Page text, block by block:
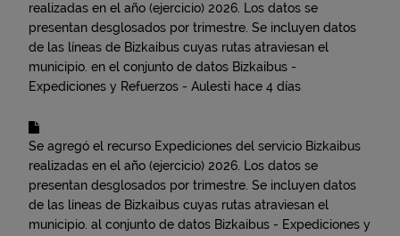
realizadas en el año (ejercicio) 2026. Los datos se
presentan desglosados por trimestre. Se incluyen datos
de las líneas de Bizkaibus cuyas rutas atraviesan el
municipio. en el conjunto de datos Bizkaibus -
Expediciones y Refuerzos - Aulesti hace 4 días
Se agregó el recurso Expediciones del servicio Bizkaibus
realizadas en el año (ejercicio) 2026. Los datos se
presentan desglosados por trimestre. Se incluyen datos
de las líneas de Bizkaibus cuyas rutas atraviesan el
municipio. al conjunto de datos Bizkaibus - Expediciones y